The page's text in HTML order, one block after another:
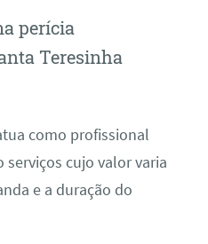
perícia
Teresinha
como profissional
cujo valor varia
e a duração do